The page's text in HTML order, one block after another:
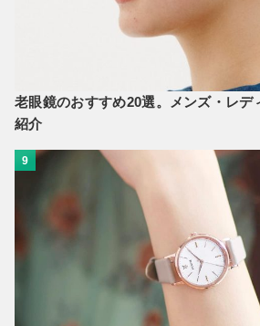
老眼鏡のおすすめ20選。メンズ・レデ
紹介
9